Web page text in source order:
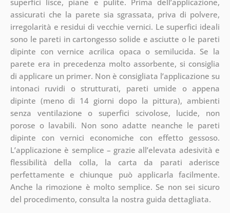
assicurati che la parete sia sgrassata, priva di polvere,
irregolarità e residui di vecchie vernici. Le superfici ideali
sono le pareti in cartongesso solide e asciutte o le pareti
dipinte con vernice acrilica opaca o semilucida. Se la
parete era in precedenza molto assorbente, si consiglia
di applicare un primer. Non è consigliata l’applicazione su
intonaci ruvidi o strutturati, pareti umide o appena
dipinte (meno di 14 giorni dopo la pittura), ambienti
senza ventilazione o superfici scivolose, lucide, non
porose o lavabili. Non sono adatte neanche le pareti
dipinte con vernici economiche con effetto gessoso.
L’applicazione è semplice – grazie all’elevata adesività e
flessibilità della colla, la carta da parati aderisce
perfettamente e chiunque può applicarla facilmente.
Anche la rimozione è molto semplice. Se non sei sicuro
del procedimento, consulta la nostra guida dettagliata.